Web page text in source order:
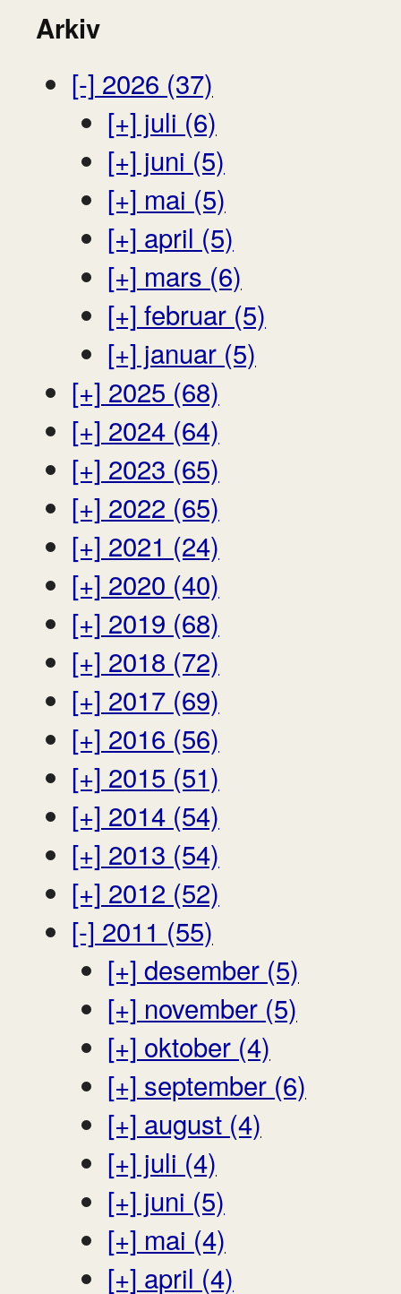
Arkiv
[-] 2026 (37)
[+] juli (6)
[+] juni (5)
[+] mai (5)
[+] april (5)
[+] mars (6)
[+] februar (5)
[+] januar (5)
[+] 2025 (68)
[+] 2024 (64)
[+] 2023 (65)
[+] 2022 (65)
[+] 2021 (24)
[+] 2020 (40)
[+] 2019 (68)
[+] 2018 (72)
[+] 2017 (69)
[+] 2016 (56)
[+] 2015 (51)
[+] 2014 (54)
[+] 2013 (54)
[+] 2012 (52)
[-] 2011 (55)
[+] desember (5)
[+] november (5)
[+] oktober (4)
[+] september (6)
[+] august (4)
[+] juli (4)
[+] juni (5)
[+] mai (4)
[+] april (4)